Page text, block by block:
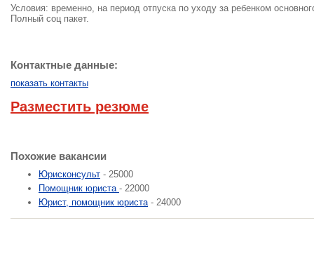
Условия: временно, на период отпуска по уходу за ребенком
Полный соц пакет.
Контактные данные:
показать контакты
Разместить резюме
Похожие вакансии
Юрисконсульт - 25000
Помощник юриста - 22000
Юрист, помощник юриста- 24000